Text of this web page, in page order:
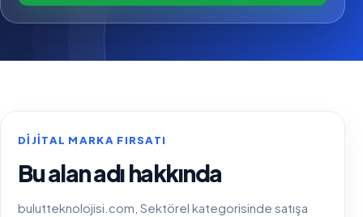
DIJITAL MARKA FIRSATI
Bu alan adı hakkında
bulutteknolojisi.com, Sektörel kategorisinde satışa